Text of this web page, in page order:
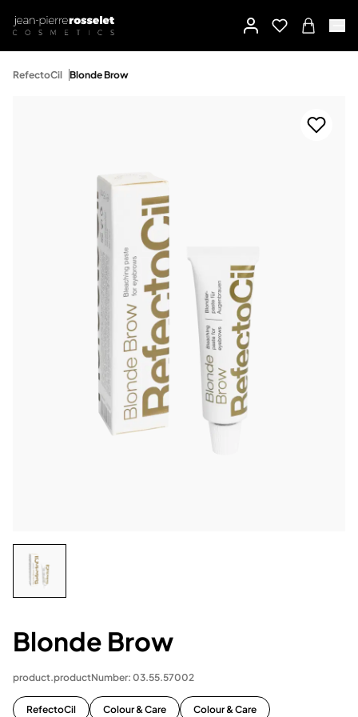
RefectoCil Blonde Brow
Blonde Brow
product.productNumber: 03.55.57002
RefectoCil Colour & Care Colour & Care